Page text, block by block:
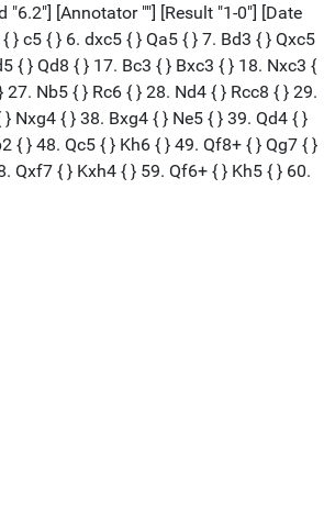
[Annotator ""] [Result "1-0"] [Date
c5 { } 6. dxc5 { } Qa5 { } 7. Bd3 { } Qxc5
{ } Qd8 { } 17. Bc3 { } Bxc3 { } 18. Nxc3 {
Nb5 { } Rc6 { } 28. Nd4 { } Rcc8 { } 29.
Nxg4 { } 38. Bxg4 { } Ne5 { } 39. Qd4 { }
{ } 48. Qc5 { } Kh6 { } 49. Qf8+ { } Qg7 { }
Qxf7 { } Kxh4 { } 59. Qf6+ { } Kh5 { } 60.